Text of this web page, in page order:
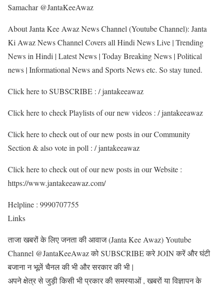
Samachar @JantaKeeAwaz
About Janta Kee Awaz News Channel (Youtube Channel): Janta
Ki Awaz News Channel Covers all Hindi News Live | Trending
News in Hindi | Latest News | Today Breaking News | Political
news | Informational News and Sports News etc. So stay tuned.
Click here to SUBSCRIBE : / jantakeeawaz
Click here to check Playlists of our new videos : / jantakeeawaz
Click here to check out of our new posts in our Community
Section & also vote in poll : / jantakeeawaz
Click here to check out of our new posts in our Website :
https://www.jantakeeawaz.com/
Helpline : 9990707755
Links
ताजा खबरों के लिए जनता की आवाज (Janta Kee Awaz) Youtube
Channel @JantaKeeAwaz को SUBSCRIBE करे JOIN करें और घंटी
बजाना न भूलें चैनल की भी और सरकार की भी |
अपने क्षेत्र से जुड़ी किसी भी प्रकार की समस्याओं , खबरों या विज्ञापन के